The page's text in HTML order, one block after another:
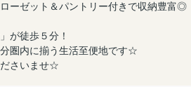
ーゼット＆パントリー付きで収納豊富◎
が徒歩５分！
圏内に揃う生活至便地です☆
さいませ☆